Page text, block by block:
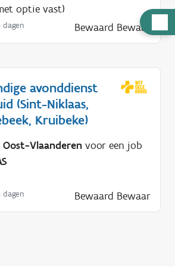
u
p
optie vast)
Bewaard Bewaar
avonddienst
(Sint-Niklaas,
Kruibeke)
Vlaanderen voor een job
Bewaard Bewaar